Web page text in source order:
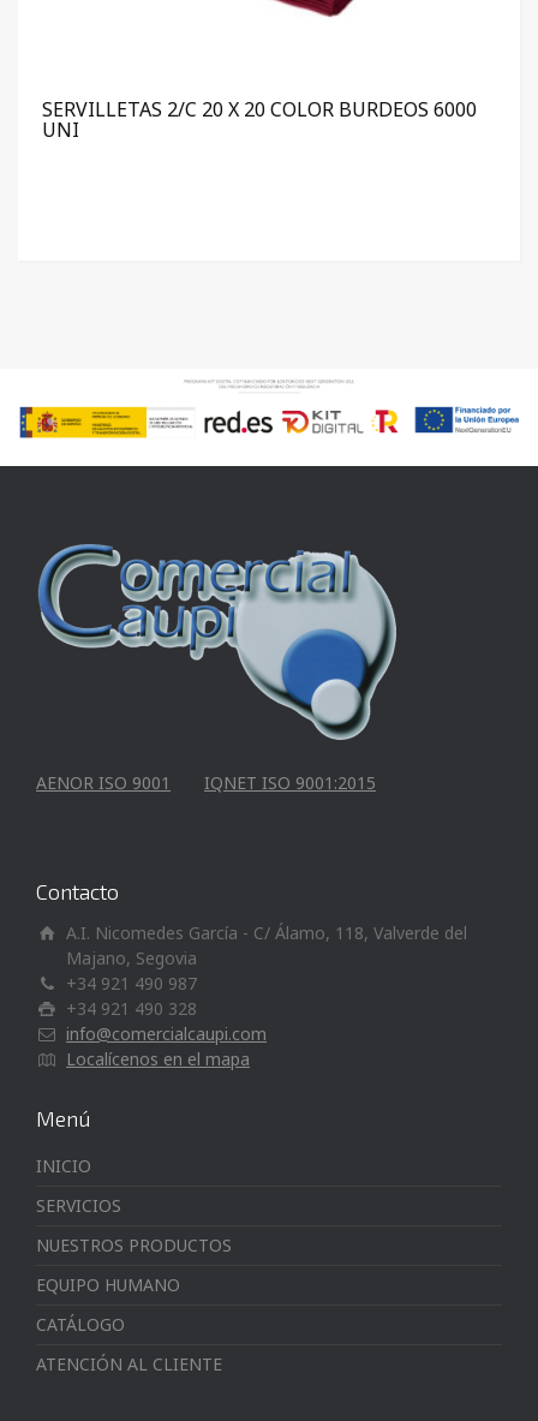
SERVILLETAS 2/C 20 X 20 COLOR BURDEOS 6000
UNI
AENOR ISO 9001 IQNET ISO 9001:2015
Contacto
A.I. Nicomedes García - C/ Álamo, 118, Valverde del
Majano, Segovia
+34 921 490 987
+34 921 490 328
info@comercialcaupi.com
Localícenos en el mapa
Menú
INICIO
SERVICIOS
NUESTROS PRODUCTOS
EQUIPO HUMANO
CATÁLOGO
ATENCIÓN AL CLIENTE